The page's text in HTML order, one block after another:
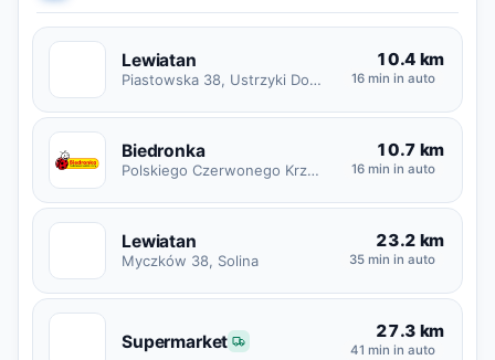
Lewiatan
Piastowska 38, Ustrzyki Dolne
10.4 km
16 min in auto
Biedronka
Polskiego Czerwonego Krzyża 19, Ustrzyki Dolne
10.7 km
16 min in auto
Lewiatan
Myczków 38, Solina
23.2 km
35 min in auto
Supermarket 27.3 km
41 min in auto